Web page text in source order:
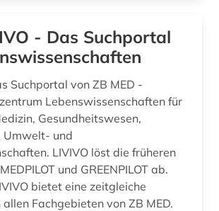
- Das Suchportal
Suchportal von ZB MED -
Lebenswissenschaften für
Gesundheitswesen,
Umwelt- und
LIVIVO löst die früheren
und GREENPILOT ab.
bietet eine zeitgleiche
allen Fachgebieten von ZB MED.